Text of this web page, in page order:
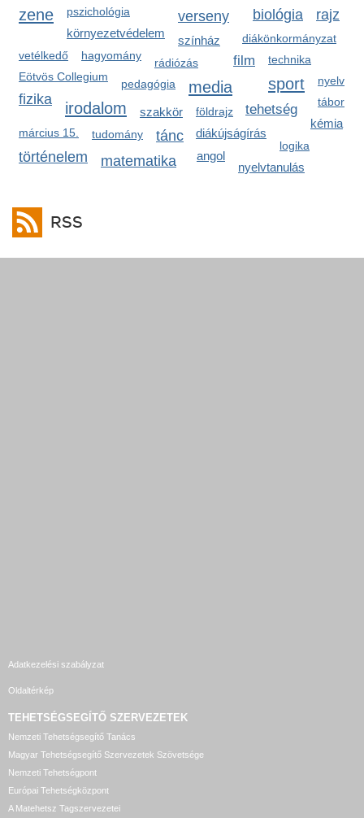
zene pszichológia biológia rajz
környezetvédelem
verseny
diákönkormányzat
színház
vetélkedő hagyomány film
Eötvös Collegium
technika
rádiózás
sport
pedagógia media nyelv
fizika irodalom tehetség
szakkör
március 15.
tábor
földrajz
diákújságírás
kémia
tudomány
logika
történelem
tánc
matematika
angol
nyelvtanulás
RSS
Adatkezelési szabályzat
Oldaltérkép
TEHETSÉGSEGÍTŐ SZERVEZETEK
Nemzeti Tehetségsegítő Tanács
Magyar Tehetségsegítő Szervezetek Szövetsége
Nemzeti Tehetségpont
Európai Tehetségközpont
A Matehetsz Tagszervezetei